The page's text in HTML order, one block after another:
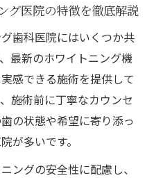
すすめホワイトニング
トニング治療の順番と
で効果的なデュアル施
山のホワイトニング
グ医院の特徴を徹底解説
歯科医院にはいくつか共
最新のホワイトニング機
感できる施術を提供して
施術前に丁寧なカウンセ
の状態や希望に寄り添っ
が多いです。
ングの安全性に配慮し、